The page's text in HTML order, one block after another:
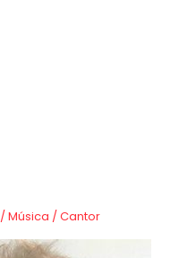
/Música /Cantor